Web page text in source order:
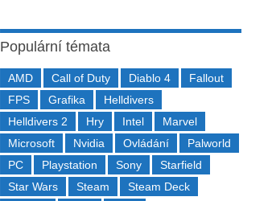
Populární témata
AMD Call of Duty Diablo 4
Fallout
FPS
Grafika
Helldivers
Helldivers 2
Hry Intel
Marvel
Microsoft
Nvidia Ovládání
Palworld
PC
Playstation Sony
Starfield
Star Wars
Steam
Steam Deck